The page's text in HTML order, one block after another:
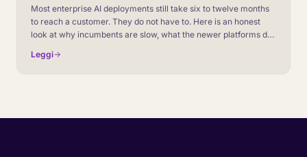
Most enterprise AI deployments still take six to twelve months
to reach a customer. They do not have to. Here is an honest
look at why incumbents are slow, what the newer platforms do
without giving up the controls your security team will
Leggi